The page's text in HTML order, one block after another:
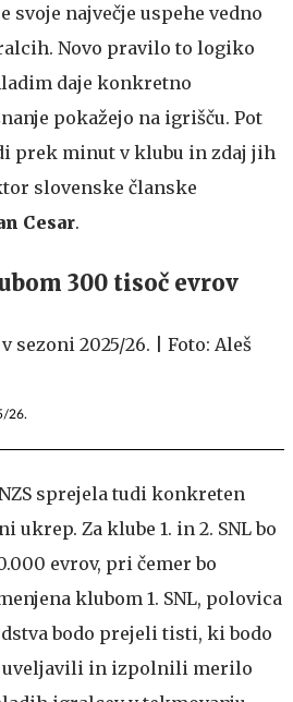
svoje največje uspehe vedno
Novo pravilo to logiko
daje konkretno
pokažejo na igrišču. Pot
prek minut v klubu in zdaj jih
slovenske članske
Cesar.
300 tisoč evrov
26.
sprejela tudi konkreten
ukrep. Za klube 1. in 2. SNL bo
evrov, pri čemer bo
klubom 1. SNL, polovica
bodo prejeli tisti, ki bodo
uveljavili in izpolnili merilo